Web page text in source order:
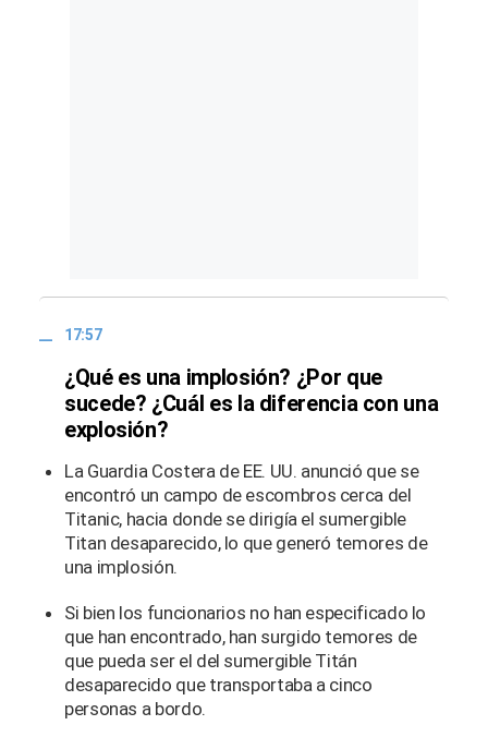
17:57
¿Qué es una implosión? ¿Por que
sucede? ¿Cuál es la diferencia con una
explosión?
La Guardia Costera de EE. UU. anunció que se
encontró un campo de escombros cerca del
Titanic, hacia donde se dirigía el sumergible
Titan desaparecido, lo que generó temores de
una implosión.
Si bien los funcionarios no han especificado lo
que han encontrado, han surgido temores de
que pueda ser el del sumergible Titán
desaparecido que transportaba a cinco
personas a bordo.